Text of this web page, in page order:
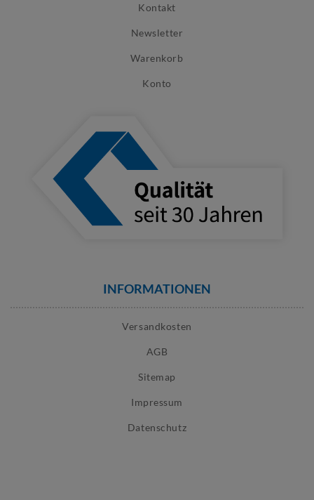
Kontakt
Newsletter
Warenkorb
Konto
INFORMATIONEN
Versandkosten
AGB
Sitemap
Impressum
Datenschutz